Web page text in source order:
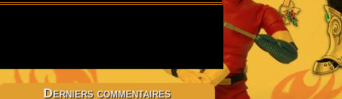
Derniers commentaires